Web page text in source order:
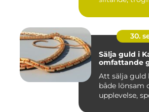
30.
Sälja guld i
omfattande
Att sälja guld
både lönsam
upplevelse,